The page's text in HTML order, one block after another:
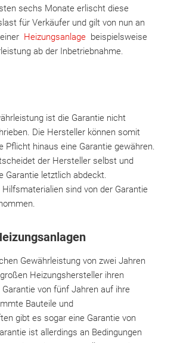
sechs Monate erlischt diese
für Verkäufer und gilt von nun an
Heizungsanlage beispielsweise
ab der Inbetriebnahme.
ist die Garantie nicht
Die Hersteller können somit
Pflicht hinaus eine Garantie gewähren.
der Hersteller selbst und
Garantie letztlich abdeckt.
sind von der Garantie
Gewährleistung von zwei Jahren
Heizungshersteller ihren
Garantie von fünf Jahren auf ihre
Bauteile und
gibt es sogar eine Garantie von
ist allerdings an Bedingungen